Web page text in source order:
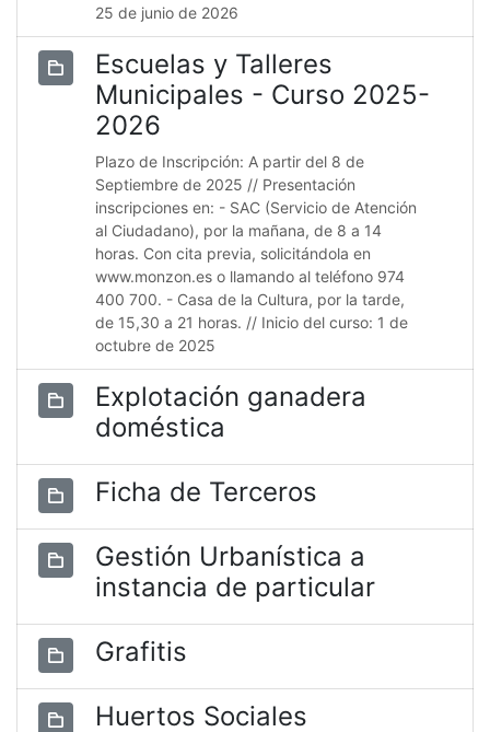
25 de junio de 2026
Escuelas y Talleres
Municipales - Curso 2025-
2026
Plazo de Inscripción: A partir del 8 de
Septiembre de 2025 // Presentación
inscripciones en: - SAC (Servicio de Atención
al Ciudadano), por la mañana, de 8 a 14
horas. Con cita previa, solicitándola en
www.monzon.es o llamando al teléfono 974
400 700. - Casa de la Cultura, por la tarde,
de 15,30 a 21 horas. // Inicio del curso: 1 de
octubre de 2025
Explotación ganadera
doméstica
Ficha de Terceros
Gestión Urbanística a
instancia de particular
Grafitis
Huertos Sociales